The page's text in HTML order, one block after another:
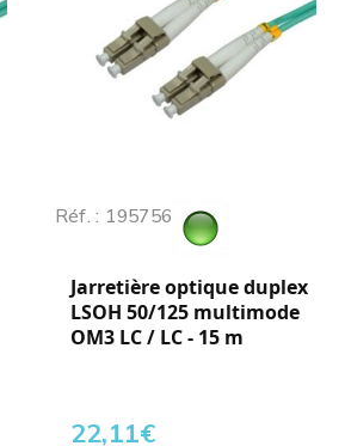
Réf. : 195756
Jarretière optique duplex
LSOH 50/125 multimode
OM3 LC / LC - 15 m
22,11€